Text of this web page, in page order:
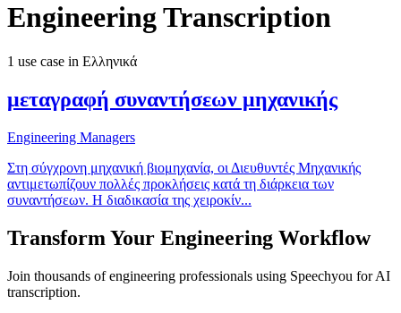
EngineeringTranscription
1 use case in Ελληνικά
μεταγραφή συναντήσεων μηχανικής
Engineering Managers
Στη σύγχρονη μηχανική βιομηχανία, οι Διευθυντές Μηχανικής
αντιμετωπίζουν πολλές προκλήσεις κατά τη διάρκεια των
συναντήσεων. Η διαδικασία της χειροκίν...
Transform Your Engineering Workflow
Join thousands ofengineering professionals using Speechyou for AI
transcription.